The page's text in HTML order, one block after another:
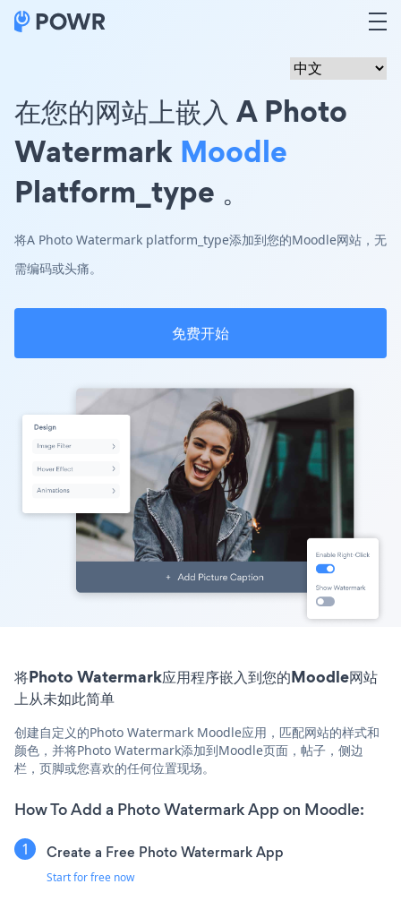
在您的网站上嵌入 A Photo
Watermark Moodle
Platform_type 。
将A Photo Watermark platform_type添加到您的Moodle网站，无
需编码或头痛。
免费开始
将Photo Watermark应用程序嵌入到您的Moodle网站
上从未如此简单
创建自定义的Photo Watermark Moodle应用，匹配网站的样式和
颜色，并将Photo Watermark添加到Moodle页面，帖子，侧边
栏，页脚或您喜欢的任何位置现场。
How To Add a Photo Watermark App on Moodle:
Create a Free Photo Watermark App
Start for free now